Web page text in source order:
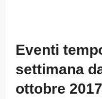
Eventi
settimana
ottobre